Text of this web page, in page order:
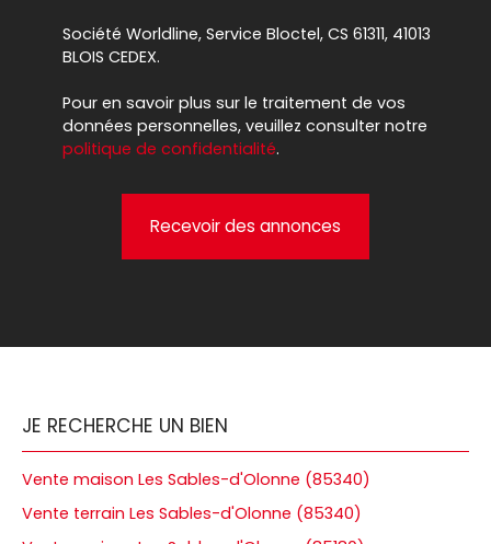
Société Worldline, Service Bloctel, CS 61311, 41013
BLOIS CEDEX.
Pour en savoir plus sur le traitement de vos
données personnelles, veuillez consulter notre
politique de confidentialité.
Recevoir des annonces
JE RECHERCHE UN BIEN
Vente maison Les Sables-d'Olonne (85340)
Vente terrain Les Sables-d'Olonne (85340)